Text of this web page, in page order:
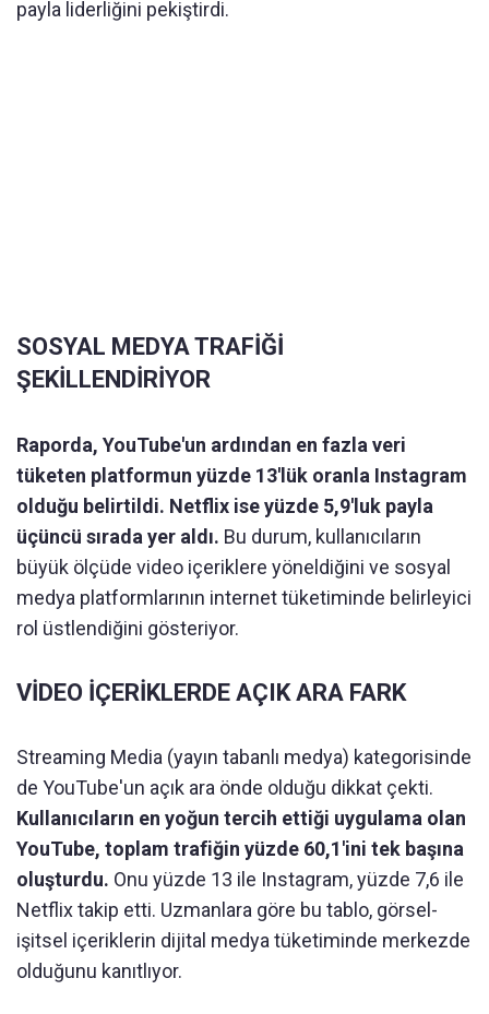
payla liderliğini pekiştirdi.
SOSYAL MEDYA TRAFİĞİ
ŞEKİLLENDİRİYOR
Raporda, YouTube'un ardından en fazla veri
tüketen platformun yüzde 13'lük oranla Instagram
olduğu belirtildi. Netflix ise yüzde 5,9'luk payla
üçüncü sırada yer aldı. Bu durum, kullanıcıların
büyük ölçüde video içeriklere yöneldiğini ve sosyal
medya platformlarının internet tüketiminde belirleyici
rol üstlendiğini gösteriyor.
VİDEO İÇERİKLERDE AÇIK ARA FARK
Streaming Media (yayın tabanlı medya) kategorisinde
de YouTube'un açık ara önde olduğu dikkat çekti.
Kullanıcıların en yoğun tercih ettiği uygulama olan
YouTube, toplam trafiğin yüzde 60,1'ini tek başına
oluşturdu. Onu yüzde 13 ile Instagram, yüzde 7,6 ile
Netflix takip etti. Uzmanlara göre bu tablo, görsel-
işitsel içeriklerin dijital medya tüketiminde merkezde
olduğunu kanıtlıyor.